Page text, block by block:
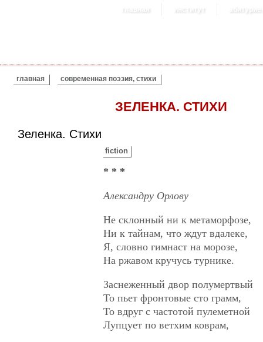
главная институт
ВЫ ЗДЕСЬ
главная современная поэзия, стихи
ЗЕЛЕНКА. СТИХИ
Зеленка. Стихи
fiction
* * *
Александру Орлову
Не склонный ни к метаморфозе,
Ни к тайнам, что ждут вдалеке,
Я, словно гимнаст на морозе,
На ржавом кручусь турнике.
Заснеженный двор полумертвый
То пьет фронтовые сто грамм,
То вдруг с частотой пулеметной
Лупцует по ветхим коврам,